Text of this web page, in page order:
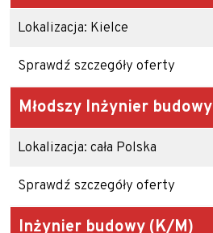
Lokalizacja: Kielce
Sprawdź szczegóły oferty
Młodszy Inżynier budowy
Lokalizacja: cała Polska
Sprawdź szczegóły oferty
Inżynier budowy (K/M)